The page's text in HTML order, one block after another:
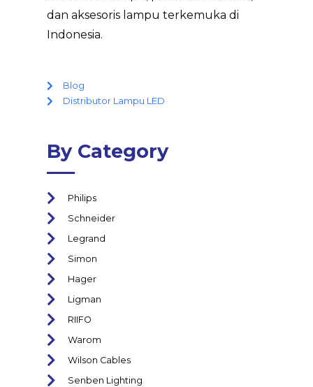
dan aksesoris lampu terkemuka di
Indonesia.
Blog
Distributor Lampu LED
By Category
Philips
Schneider
Legrand
Simon
Hager
Ligman
RIIFO
Warom
Wilson Cables
Senben Lighting